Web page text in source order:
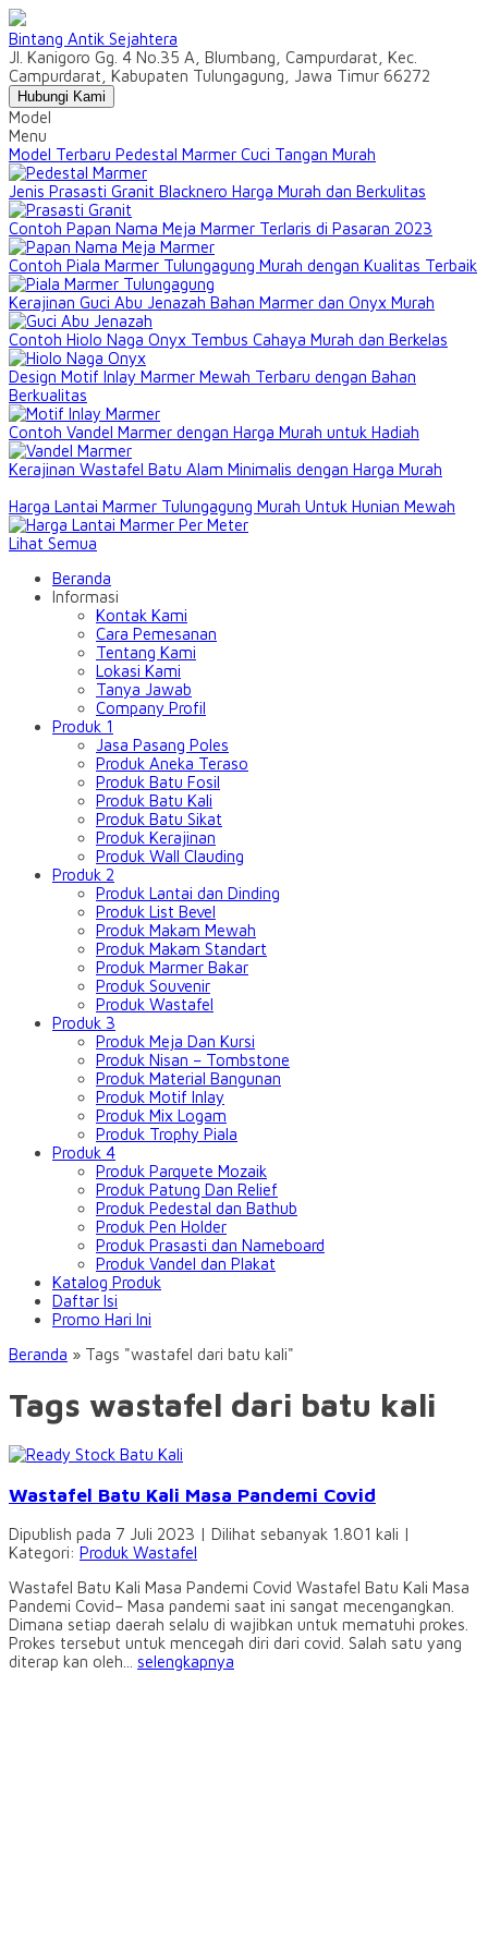
Bintang Antik Sejahtera
Jl. Kanigoro Gg. 4 No.35 A, Blumbang, Campurdarat, Kec.
Campurdarat, Kabupaten Tulungagung, Jawa Timur 66272
Hubungi Kami
Model
Menu
Model Terbaru Pedestal Marmer Cuci Tangan Murah
Jenis Prasasti Granit Blacknero Harga Murah dan Berkulitas
Contoh Papan Nama Meja Marmer Terlaris di Pasaran 2023
Contoh Piala Marmer Tulungagung Murah dengan Kualitas Terbaik
Kerajinan Guci Abu Jenazah Bahan Marmer dan Onyx Murah
Contoh Hiolo Naga Onyx Tembus Cahaya Murah dan Berkelas
Design Motif Inlay Marmer Mewah Terbaru dengan Bahan
Berkualitas
Contoh Vandel Marmer dengan Harga Murah untuk Hadiah
Kerajinan Wastafel Batu Alam Minimalis dengan Harga Murah
Harga Lantai Marmer Tulungagung Murah Untuk Hunian Mewah
Lihat Semua
Beranda
Informasi
Kontak Kami
Cara Pemesanan
Tentang Kami
Lokasi Kami
Tanya Jawab
Company Profil
Produk 1
Jasa Pasang Poles
Produk Aneka Teraso
Produk Batu Fosil
Produk Batu Kali
Produk Batu Sikat
Produk Kerajinan
Produk Wall Clauding
Produk 2
Produk Lantai dan Dinding
Produk List Bevel
Produk Makam Mewah
Produk Makam Standart
Produk Marmer Bakar
Produk Souvenir
Produk Wastafel
Produk 3
Produk Meja Dan Kursi
Produk Nisan – Tombstone
Produk Material Bangunan
Produk Motif Inlay
Produk Mix Logam
Produk Trophy Piala
Produk 4
Produk Parquete Mozaik
Produk Patung Dan Relief
Produk Pedestal dan Bathub
Produk Pen Holder
Produk Prasasti dan Nameboard
Produk Vandel dan Plakat
Katalog Produk
Daftar Isi
Promo Hari Ini
Beranda » Tags "wastafel dari batu kali"
Tags wastafel dari batu kali
Wastafel Batu Kali Masa Pandemi Covid
Dipublish pada 7 Juli 2023 | Dilihat sebanyak 1.801 kali |
Kategori: Produk Wastafel
Wastafel Batu Kali Masa Pandemi Covid Wastafel Batu Kali Masa
Pandemi Covid– Masa pandemi saat ini sangat mecengangkan.
Dimana setiap daerah selalu di wajibkan untuk mematuhi prokes.
Prokes tersebut untuk mencegah diri dari covid. Salah satu yang
diterap kan oleh... selengkapnya